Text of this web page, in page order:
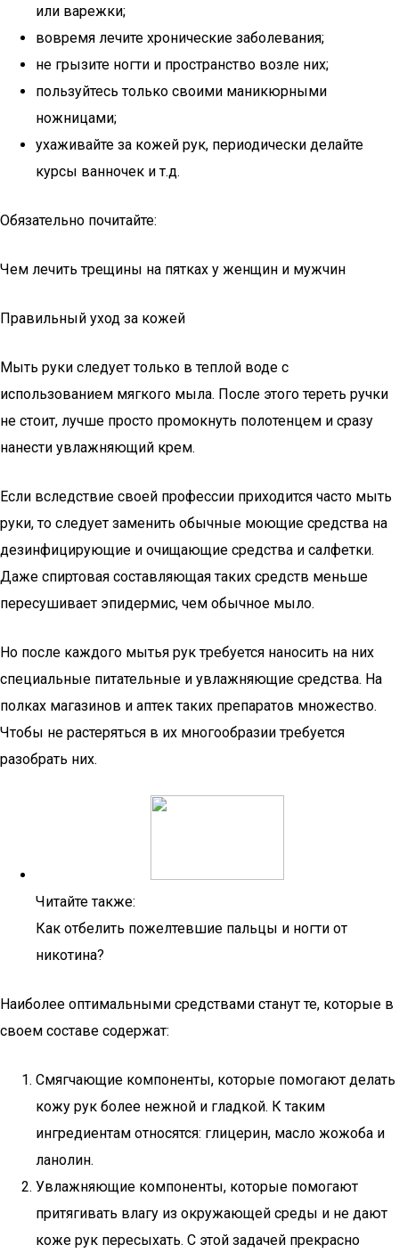
или варежки;
вовремя лечите хронические заболевания;
не грызите ногти и пространство возле них;
пользуйтесь только своими маникюрными
ножницами;
ухаживайте за кожей рук, периодически делайте
курсы ванночек и т.д.
Обязательно почитайте:
Чем лечить трещины на пятках у женщин и мужчин
Правильный уход за кожей
Мыть руки следует только в теплой воде с
использованием мягкого мыла. После этого тереть ручки
не стоит, лучше просто промокнуть полотенцем и сразу
нанести увлажняющий крем.
Если вследствие своей профессии приходится часто мыть
руки, то следует заменить обычные моющие средства на
дезинфицирующие и очищающие средства и салфетки.
Даже спиртовая составляющая таких средств меньше
пересушивает эпидермис, чем обычное мыло.
Но после каждого мытья рук требуется наносить на них
специальные питательные и увлажняющие средства. На
полках магазинов и аптек таких препаратов множество.
Чтобы не растеряться в их многообразии требуется
разобрать них.
Читайте также:
Как отбелить пожелтевшие пальцы и ногти от
никотина?
Наиболее оптимальными средствами станут те, которые в
своем составе содержат:
Смягчающие компоненты, которые помогают делать
кожу рук более нежной и гладкой. К таким
ингредиентам относятся: глицерин, масло жожоба и
ланолин.
Увлажняющие компоненты, которые помогают
притягивать влагу из окружающей среды и не дают
коже рук пересыхать. С этой задачей прекрасно